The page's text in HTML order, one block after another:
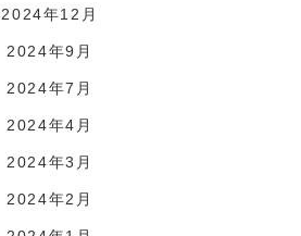
2024年12月
2024年9月
2024年7月
2024年4月
2024年3月
2024年2月